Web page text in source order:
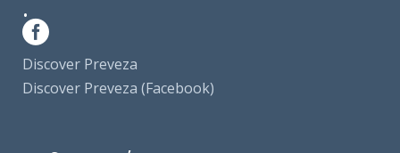
Discover Preveza
Discover Preveza (Facebook)